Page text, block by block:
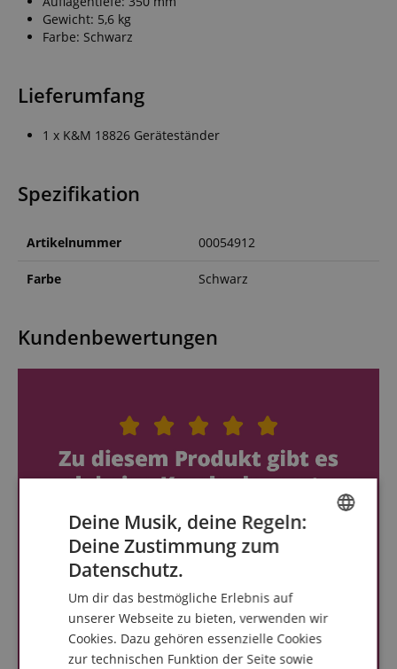
Gewicht: 5,6 kg
Farbe: Schwarz
Lieferumfang
1 x K&M 18826 Geräteständer
Spezifikation
Artikelnummer 00054912
Farbe Schwarz
Kundenbewertungen
FRENCH
Deine Musik, deine Regeln:
Deine Zustimmung zum
Datenschutz.
Um dir das bestmögliche Erlebnis auf
unserer Webseite zu bieten, verwenden wir
Cookies. Dazu gehören essenzielle Cookies
zur technischen Funktion der Seite sowie